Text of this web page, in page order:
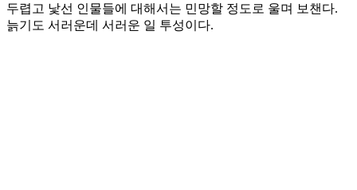
두렵고 낯선 인물들에 대해서는 민망할 정도로 울며 보챈다.
늙기도 서러운데 서러운 일 투성이다.